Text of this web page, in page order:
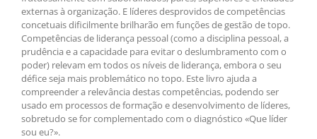
externas à organização. E líderes desprovidos de competências
concetuais dificilmente brilharão em funções de gestão de topo.
Competências de liderança pessoal (como a disciplina pessoal, a
prudência e a capacidade para evitar o deslumbramento com o
poder) relevam em todos os níveis de liderança, embora o seu
défice seja mais problemático no topo. Este livro ajuda a
compreender a relevância destas competências, podendo ser
usado em processos de formação e desenvolvimento de líderes,
sobretudo se for complementado com o diagnóstico «Que líder
sou eu?».